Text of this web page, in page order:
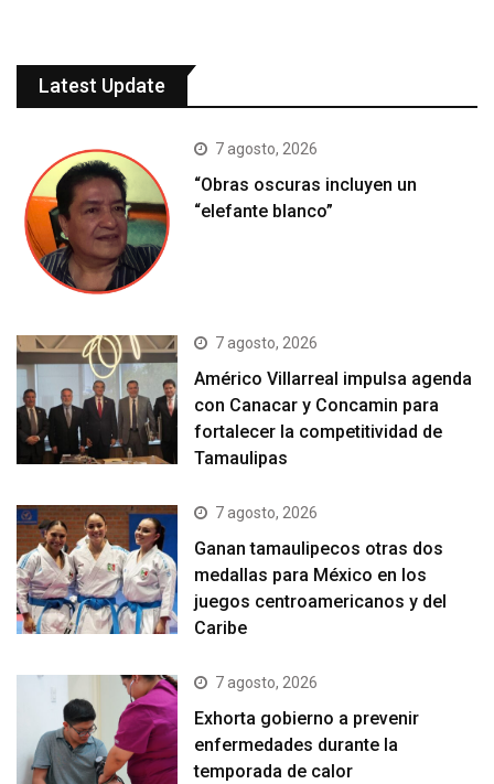
Latest Update
7 agosto, 2026
“Obras oscuras incluyen un
“elefante blanco”
7 agosto, 2026
Américo Villarreal impulsa agenda
con Canacar y Concamin para
fortalecer la competitividad de
Tamaulipas
7 agosto, 2026
Ganan tamaulipecos otras dos
medallas para México en los
juegos centroamericanos y del
Caribe
7 agosto, 2026
Exhorta gobierno a prevenir
enfermedades durante la
temporada de calor